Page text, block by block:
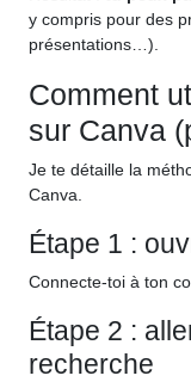
y compris pour des
présentations…).
Comment
sur Canva
Je te détaille la
Canva.
Étape 1 :
Connecte-toi à ton
Étape 2 :
recherche